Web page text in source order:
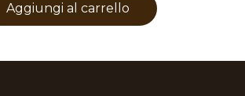
Aggiungi al carrello